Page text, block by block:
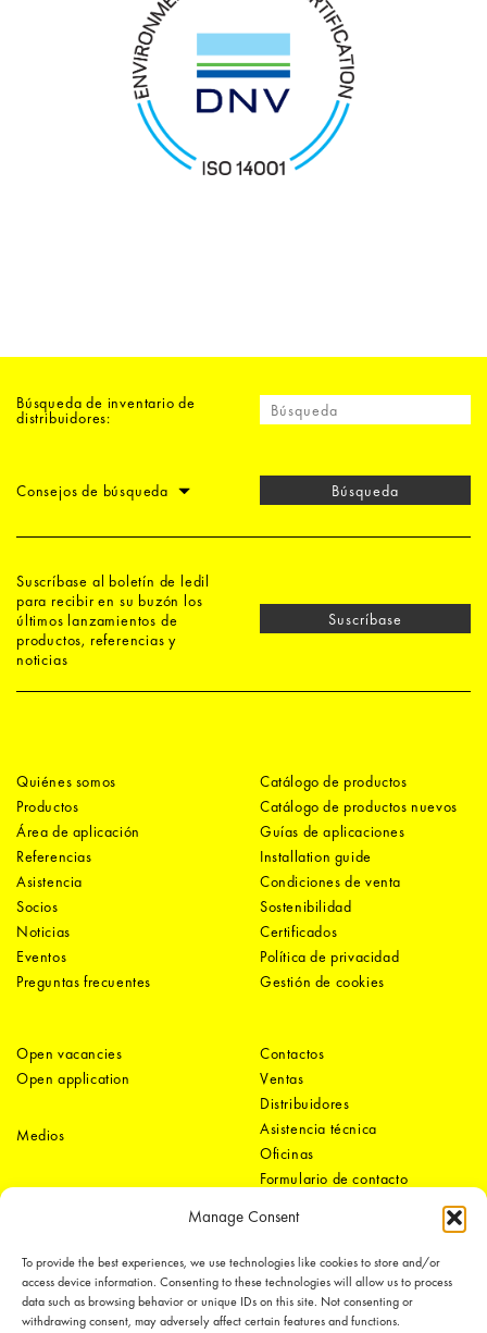
Manage Consent
To provide the best experiences, we use technologies like cookies to store and/or
access device information. Consenting to these technologies will allow us to process
data such as browsing behavior or unique IDs on this site. Not consenting or
withdrawing consent, may adversely affect certain features and functions.
Búsqueda de inventario de
distribuidores:
Consejos de búsqueda Búsqueda
Suscríbase al boletín de ledil
para recibir en su buzón los
últimos lanzamientos de
productos, referencias y
noticias
Suscríbase
Quiénes somos
Productos
Área de aplicación
Referencias
Asistencia
Socios
Noticias
Eventos
Preguntas frecuentes
Catálogo de productos
Catálogo de productos nuevos
Guías de aplicaciones
Installation guide
Condiciones de venta
Sostenibilidad
Certificados
Política de privacidad
Gestión de cookies
Open vacancies
Open application
Medios
Contactos
Ventas
Distribuidores
Asistencia técnica
Oficinas
Formulario de contacto